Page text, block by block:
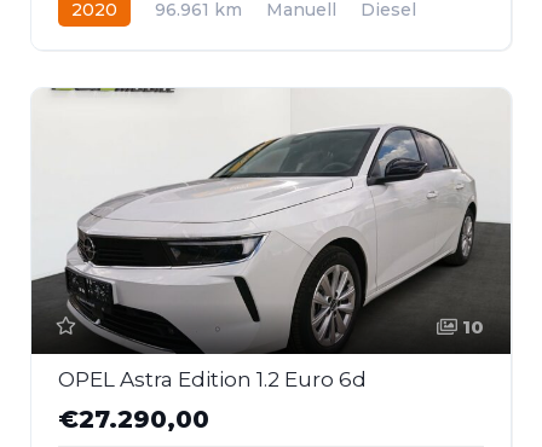
2020 96.961 km Manuell
Diesel
10
OPEL Astra Edition 1.2 Euro 6d
€27.290,00